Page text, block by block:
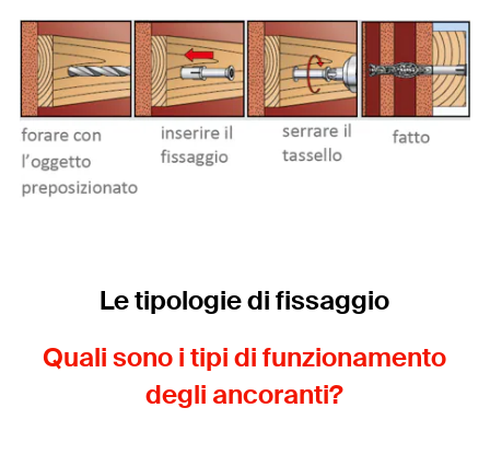
Le tipologie di fissaggio
Quali sono i tipi di funzionamento
degli ancoranti?